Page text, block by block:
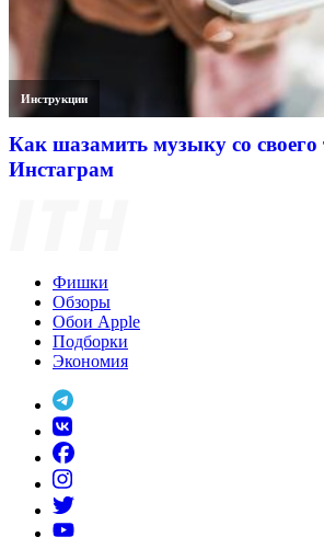
Инструкции
Как шазамить музыку со своего
Инстаграм
Фишки
Обзоры
Обои Apple
Подборки
Экономия